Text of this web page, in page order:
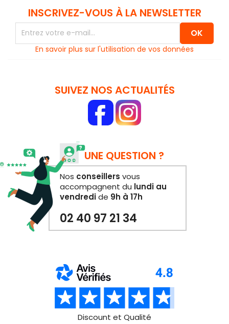
INSCRIVEZ-VOUS À LA NEWSLETTER
En savoir plus sur l'utilisation de vos données
SUIVEZ NOS ACTUALITÉS
UNE QUESTION ?
Nos conseillers vous
accompagnent du lundi au
vendredide 9h à 17h
02 40 97 21 34
Discount et Qualité